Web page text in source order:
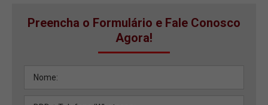
Preencha o Formulário e Fale Conosco
Agora!